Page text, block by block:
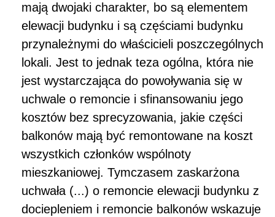
mają dwojaki charakter, bo są elementem
elewacji budynku i są częściami budynku
przynależnymi do właścicieli poszczególnych
lokali. Jest to jednak teza ogólna, która nie
jest wystarczająca do powoływania się w
uchwale o remoncie i sfinansowaniu jego
kosztów bez sprecyzowania, jakie części
balkonów mają być remontowane na koszt
wszystkich członków wspólnoty
mieszkaniowej. Tymczasem zaskarżona
uchwała (...) o remoncie elewacji budynku z
dociepleniem i remoncie balkonów wskazuje